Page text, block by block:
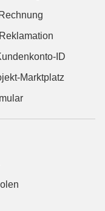
ID
Marktplatz